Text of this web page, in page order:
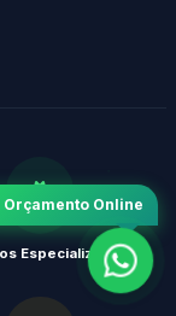
Especializados
Orçamento Online